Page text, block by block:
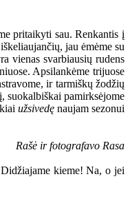
pritaikyti sau. Renkantis į
jau ėmėme su
vienas svarbiausių rudens
Apsilankėme trijuose
ir tarmiškų žodžių
suokalbiškai pamirksėjome
užsivedę naujam sezonui
Rašė ir fotografavo Rasa
kieme! Na, o jei